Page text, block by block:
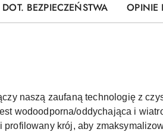
BEZPIECZEŃSTWA OPINIE
naszą zaufaną technologię z
wodoodporna/oddychająca i
profilowany krój, aby